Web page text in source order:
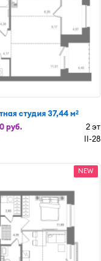
студия 37,44 м2
руб.
2 эт
II-28
NEW